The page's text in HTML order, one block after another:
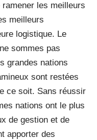
ramener les meilleurs
meilleurs
logistique. Le
sommes pas
grandes nations
sont restées
ce soit. Sans réussir
nations ont le plus
de gestion et de
apporter des